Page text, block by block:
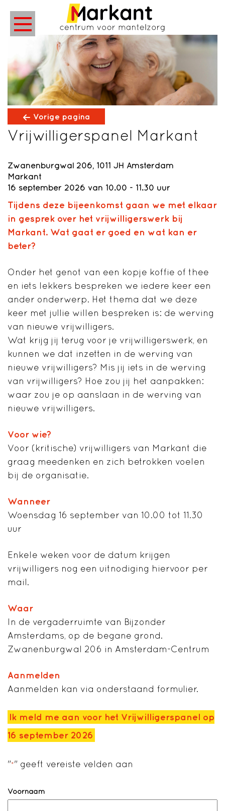
Vorige pagina
Vrijwilligerspanel Markant
Zwanenburgwal 206, 1011 JH Amsterdam
Markant
16 september 2026 van 10.00 - 11.30 uur
Tijdens deze bijeenkomst gaan we met elkaar
in gesprek over het vrijwilligerswerk bij
Markant. Wat gaat er goed en wat kan er
beter?
Onder het genot van een kopje koffie of thee
en iets lekkers bespreken we iedere keer een
ander onderwerp. Het thema dat we deze
keer met jullie willen bespreken is: de werving
van nieuwe vrijwilligers.
Wat krijg jij terug voor je vrijwilligerswerk, en
kunnen we dat inzetten in de werving van
nieuwe vrijwilligers? Mis jij iets in de werving
van vrijwilligers? Hoe zou jij het aanpakken:
waar zou je op aanslaan in de werving van
nieuwe vrijwilligers.
Voor wie?
Voor (kritische) vrijwilligers van Markant die
graag meedenken en zich betrokken voelen
bij de organisatie.
Wanneer
Woensdag 16 september van 10.00 tot 11.30
uur
Enkele weken voor de datum krijgen
vrijwilligers nog een uitnodiging hiervoor per
mail.
Waar
In de vergaderruimte van Bijzonder
Amsterdams, op de begane grond.
Zwanenburgwal 206 in Amsterdam-Centrum
Aanmelden
Aanmelden kan via onderstaand formulier.
Ik meld me aan voor het Vrijwilligerspanel op
16 september 2026
"*" geeft vereiste velden aan
Naam *
Voornaam